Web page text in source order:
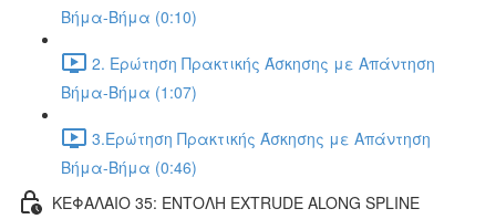
Βήμα-Βήμα (0:10)
2. Ερώτηση Πρακτικής Άσκησης με Απάντηση
Βήμα-Βήμα (1:07)
3.Ερώτηση Πρακτικής Άσκησης με Απάντηση
Βήμα-Βήμα (0:46)
ΚΕΦΑΛΑΙΟ 35: ΕΝΤΟΛΗ EXTRUDE ALONG SPLINE